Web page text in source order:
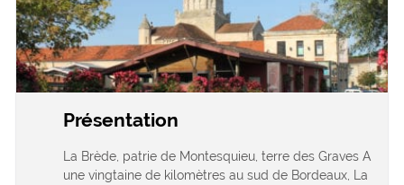
Présentation
La Brède, patrie de Montesquieu, terre des Graves A
une vingtaine de kilomètres au sud de Bordeaux, La